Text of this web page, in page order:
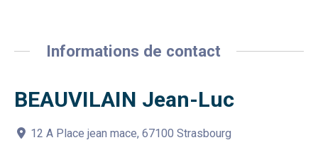
Informations de contact
BEAUVILAIN Jean-Luc
12 A Place jean mace, 67100 Strasbourg